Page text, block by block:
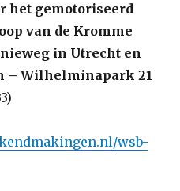
het gemotoriseerd
van de Kromme
in Utrecht en
– Wilhelminapark 21
wsb-